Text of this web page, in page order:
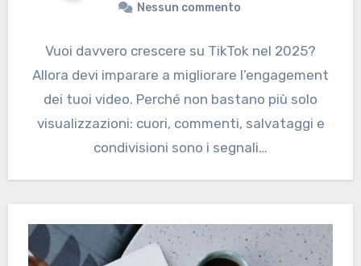
Nessun commento
Vuoi davvero crescere su TikTok nel 2025?
Allora devi imparare a migliorare l’engagement
dei tuoi video. Perché non bastano più solo
visualizzazioni: cuori, commenti, salvataggi e
condivisioni sono i segnali…